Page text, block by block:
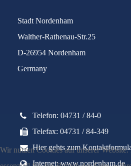
Stadt Nordenham
Walther-Rathenau-Str.25
D-26954 Nordenham
Germany
Telefon: 04731 / 84-0
Telefax: 04731 / 84-349
Hier gehts zum
Internet: www.nordenham.de
Wir nutzen Cookies auf unserer